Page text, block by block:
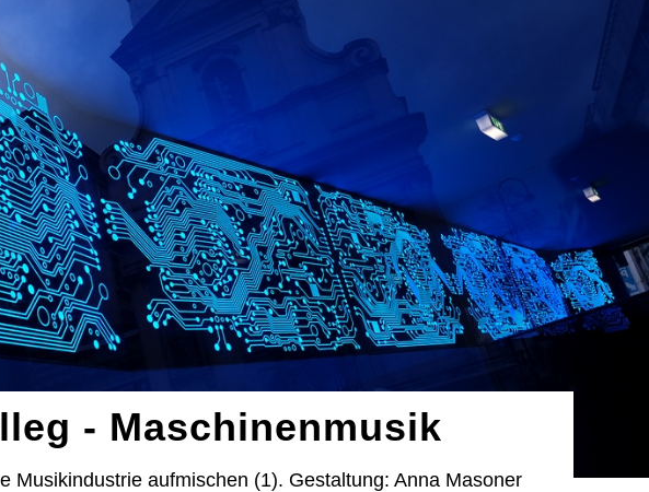
- Maschinenmusik
Musikindustrie aufmischen (1). Gestaltung: Anna Masoner